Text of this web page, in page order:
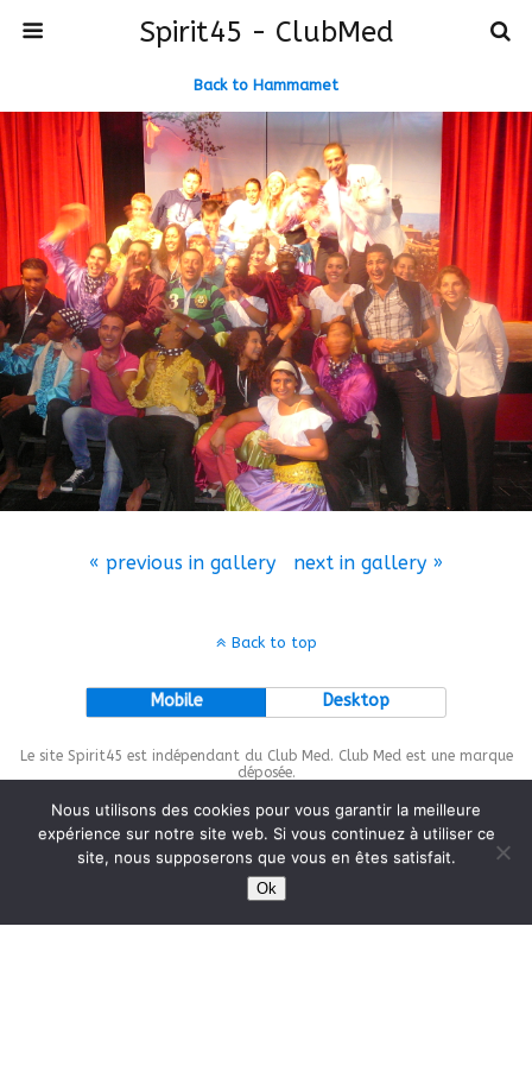
Spirit45 - ClubMed
Back to Hammamet
« previous in gallery next in gallery »
Back to top
Mobile Desktop
Le site Spirit45 est indépendant du Club Med. Club Med est une marque
déposée.
This site is protected bywp-copyrightpro.com
Nous utilisons des cookies pour vous garantir la meilleure
expérience sur notre site web. Si vous continuez à utiliser ce
site, nous supposerons que vous en êtes satisfait.
Ok